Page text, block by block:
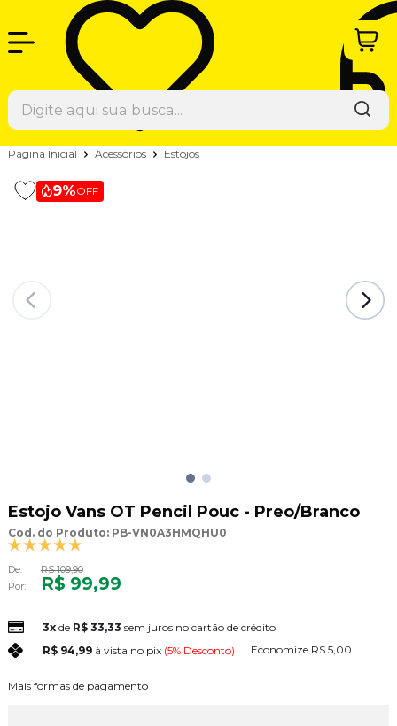
Página Inicial Acessórios Estojos
9%OFF
Estojo Vans OT Pencil Pouc - Preo/Branco
Cod. do Produto: PB-VN0A3HMQHU0
De:
R$ 109,90
Por:
R$ 99,99
3xde R$ 33,33 sem juros no cartão de crédito
R$ 94,99 à vista no pix (5% Desconto) Economize R$ 5,00
Mais formas de pagamento